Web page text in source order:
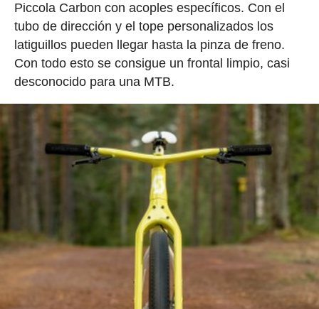
Piccola Carbon con acoples específicos. Con el
tubo de dirección y el tope personalizados los
latiguillos pueden llegar hasta la pinza de freno.
Con todo esto se consigue un frontal limpio, casi
desconocido para una MTB.